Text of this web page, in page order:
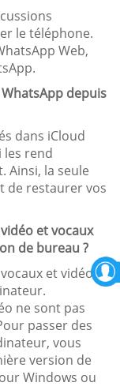
le téléphone.
Web,
depuis
dans iCloud
les rend
Ainsi, la seule
de restaurer vos
et vocaux
de bureau ?
et vidéo
ne sont pas
passer des
vous
version de
Windows ou